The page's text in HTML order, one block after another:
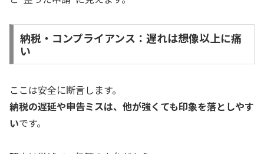
納税・コンプライアンス：遅れは想像以上に痛
い
ここは安全に断言します。
納税の遅延や申告ミスは、他が強くても印象を落としやす
いです。